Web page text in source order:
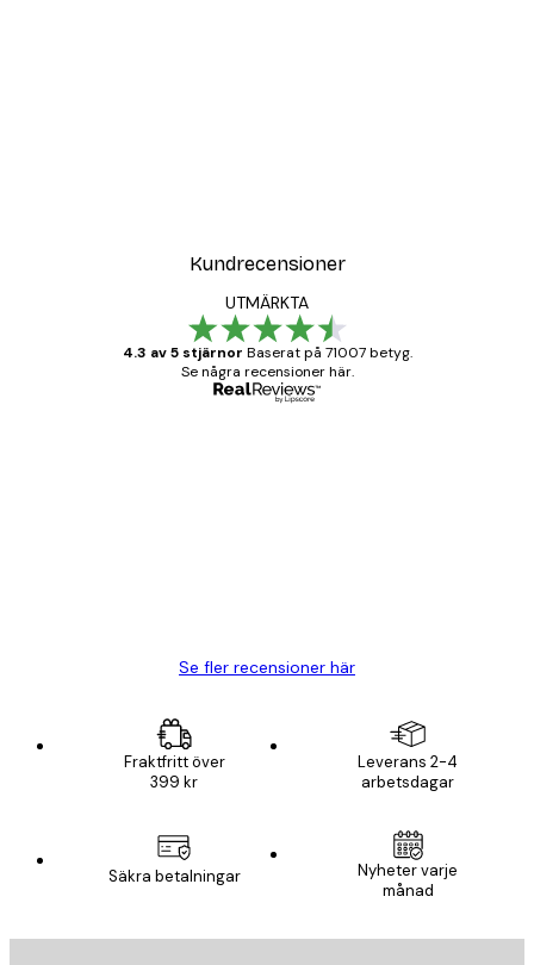
Kundrecensioner
UTMÄRKTA
4.3 av 5 stjärnor Baserat på 71007 betyg.
Se några recensioner här.
Se fler recensioner här
Fraktfritt över
399 kr
Leverans 2-4
arbetsdagar
Säkra betalningar
Nyheter varje
månad